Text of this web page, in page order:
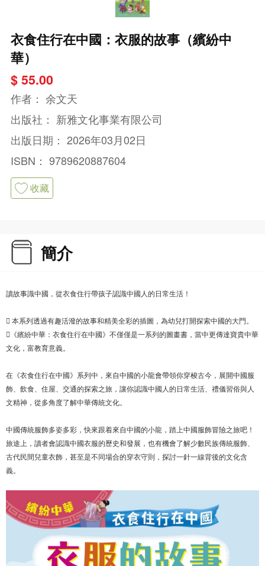
衣食住行在中國：衣服的故事（繽紛中
華）
$ 55.00
作者： 余文天
出版社： 新雅文化事業有限公司
出版日期： 2026年03月02日
ISBN： 9789620887604
收藏
簡介
讀故事識中國，從衣食住行帶孩子認識中國人的日常生活！
 本系列透過有趣活潑的故事和精美全彩的插圖，為幼兒打開探索中國的大門。
《繽紛中華：衣食住行在中國》不僅僅是一系列的圖畫書，當中更傳達寶貴中華
文化，富教育意義。
在《衣食住行在中國》系列中，來自中國的小龍會帶領你穿梭古今，展開中國服
飾、飲食、住屋、交通的探索之旅，讓你認識中國人的日常生活、禮儀習俗與人
文精神，從多角度了解中華傳統文化。
中國傳統服飾多姿多彩，快來跟着來自中國的小龍，踏上中國服飾冒險之旅吧！
旅途上，讀者會認識中國衣服的歷史和發展，也有機會了解少數民族傳統服飾、
古代民間兒童衣飾，甚至是不同場合的穿衣守則，探討一針一線背後的文化含
義。